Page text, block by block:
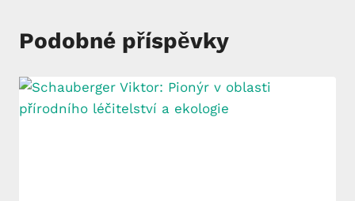
Podobné příspěvky